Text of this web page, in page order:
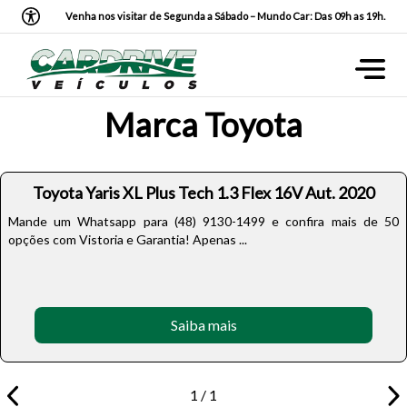
Venha nos visitar de Segunda a Sábado – Mundo Car: Das 09h as 19h.
Marca Toyota
Toyota Yaris XL Plus Tech 1.3 Flex 16V Aut. 2020
Mande um Whatsapp para (48) 9130-1499 e confira mais de 50
opções com Vistoria e Garantia! Apenas ...
Saiba mais
1 / 1